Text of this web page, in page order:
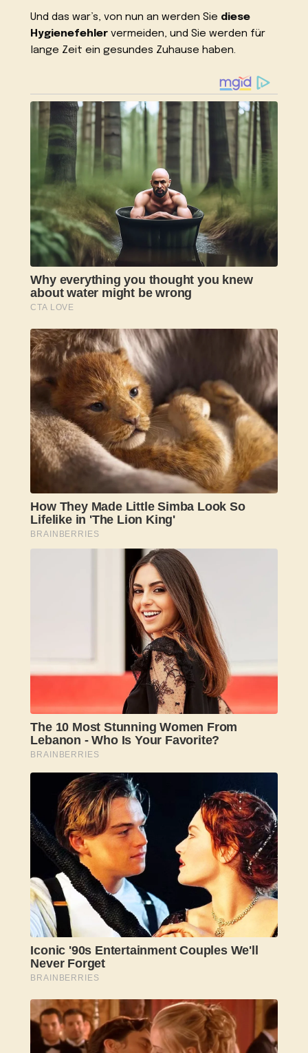
Und das war’s, von nun an werden Sie diese
Hygienefehler vermeiden, und Sie werden für
lange Zeit ein gesundes Zuhause haben.